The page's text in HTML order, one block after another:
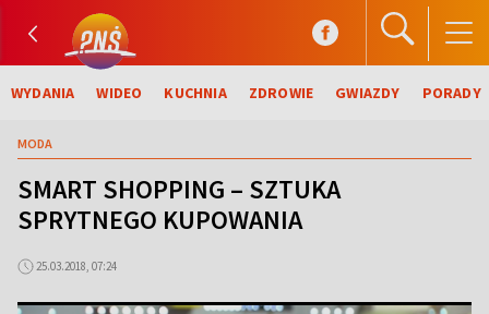
WYDANIA WIDEO KUCHNIA ZDROWIE GWIAZDY PORADY
MODA
SMART SHOPPING – SZTUKA
SPRYTNEGO KUPOWANIA
25.03.2018, 07:24